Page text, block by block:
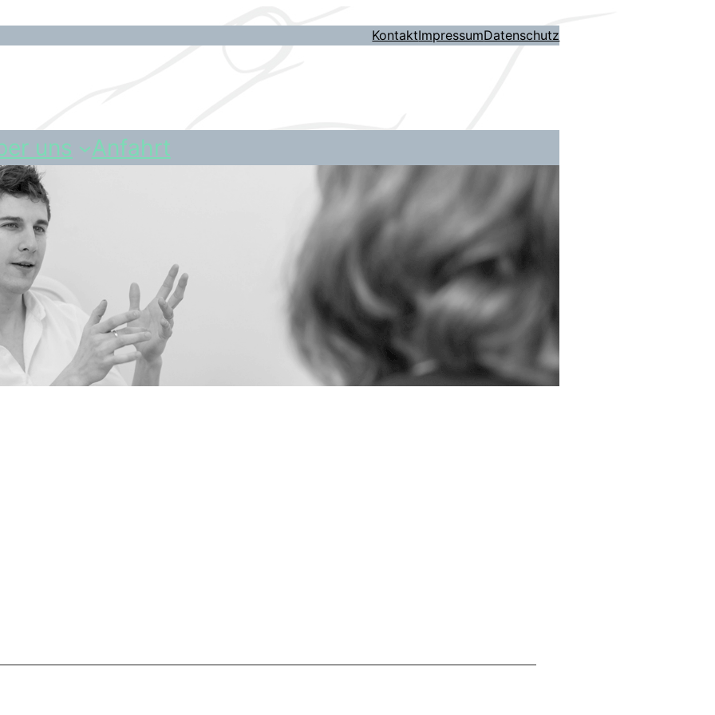
KontaktImpressumDatenschutz
uns Anfahrt